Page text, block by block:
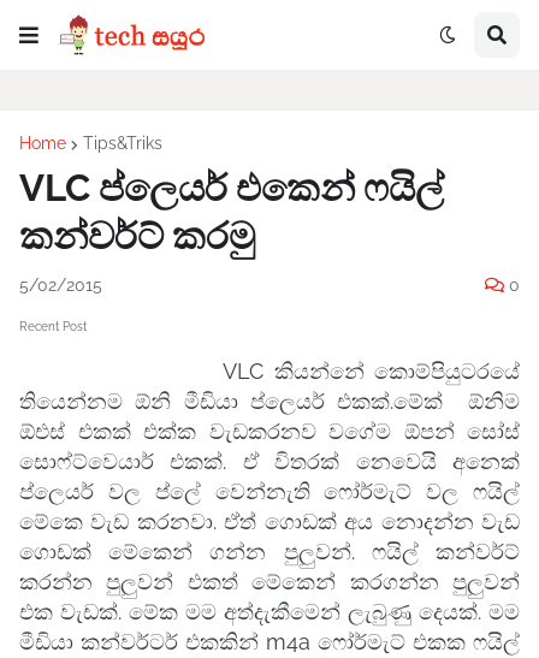
Home Tips&Triks
VLC ප්ලෙයර් එකෙන් ෆයිල්
කන්වර්ට් කරමු
5/02/2015 0
Recent Post
VLC කියන්නේ කොම්පියුටරයේ
තියෙන්නම ඕනි මීඩියා ප්ලෙයර් එකක්.මේක් ඕනිම
ඕඑස් එකක් එක්ක වැඩකරනව වගේම ඕපන් සෝස්
සොෆ්ට්වෙයාර් එකක්. ඒ විතරක් නෙවෙයි අනෙක්
ප්ලෙයර් වල ප්ලේ වෙන්නැති ෆෝර්මැට් වල ෆයිල්
මේකෙ වැඩ කරනවා. ඒත් ගොඩක් අය නොදන්න වැඩ
ගොඩක් මේකෙන් ගන්න පුලුවන්. ෆයිල් කන්වර්ට්
කරන්න පුලුවන් එකත් මේකෙන් කරගන්න පුලුවන්
එක වැඩක්. මේක මම අත්දැකීමෙන් ලැබුණු දෙයක්. මම
මීඩියා කන්වර්ටර් එකකින් m4a ෆෝර්මැට් එකක ෆයිල්